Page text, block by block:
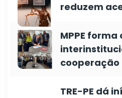
reduzem
MPPE
TRE-PE dá